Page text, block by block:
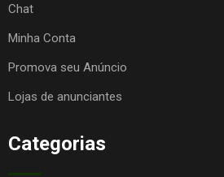
Chat
Minha Conta
Promova seu Anúncio
Lojas de anunciantes
Categorias